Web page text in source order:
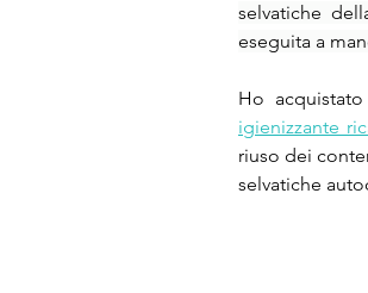
selvatiche
eseguita a
Ho
igienizzante
riuso dei
selvatiche